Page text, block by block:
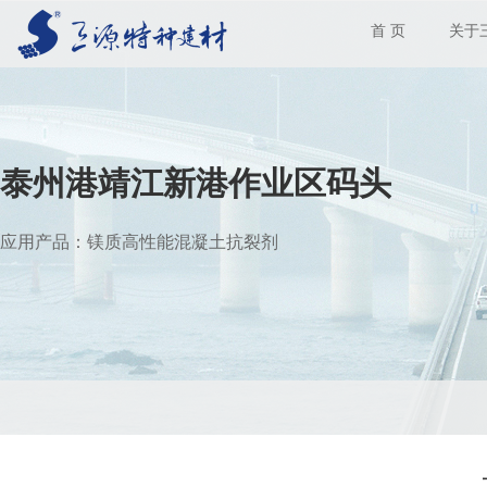
首 页 关于
泰州港靖江新港作业区码头
应用产品：镁质高性能混凝土抗裂剂